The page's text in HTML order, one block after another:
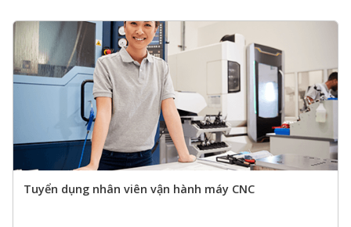
Tuyển dụng nhân viên vận hành máy CNC